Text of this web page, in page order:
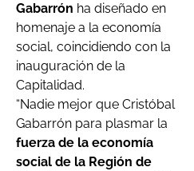
Gabarrón ha diseñado en
homenaje a la economía
social, coincidiendo con la
inauguración de la
Capitalidad.
“Nadie mejor que Cristóbal
Gabarrón para plasmar la
fuerza de la economía
social de la Región de